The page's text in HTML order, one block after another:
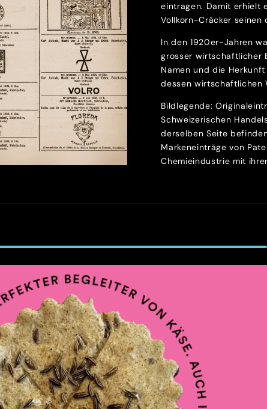
eintragen. Damit erhielt
Vollkorn-Cräcker seinen
In den 1920er-Jahren
grosser wirtschaftlicher
Namen und die
dessen wirtschaftlichen
Bildlegende:
Schweizerischen
derselben Seite
Markeneinträge von
Chemieindustrie mit